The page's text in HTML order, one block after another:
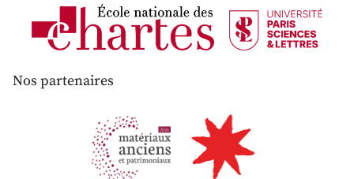
Nos partenaires